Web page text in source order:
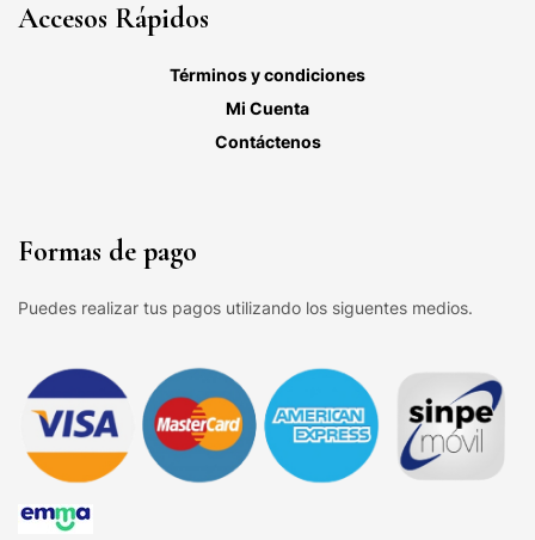
Accesos Rápidos
Términos y condiciones
Mi Cuenta
Contáctenos
Formas de pago
Puedes realizar tus pagos utilizando los siguentes medios.